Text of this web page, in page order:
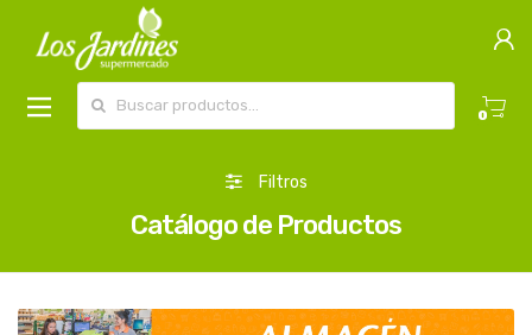
0
Filtros
Catálogo de Productos